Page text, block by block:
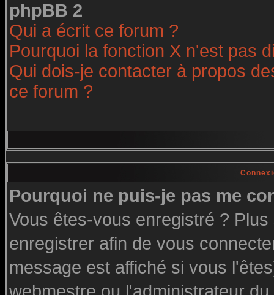
phpBB 2
Qui a écrit ce forum ?
Pourquoi la fonction X n'est pas
Qui dois-je contacter à propos
ce forum ?
Pourquoi ne puis-je pas me
Vous êtes-vous enregistré ?
enregistrer afin de vous
message est affiché si vous